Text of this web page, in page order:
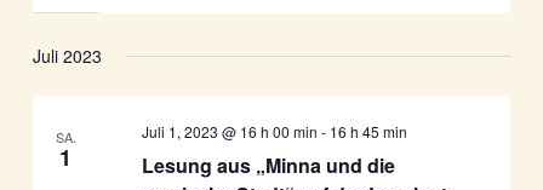
Juli 2023
SA.
1
Lesung aus „Minna und die
Juli 1, 2023 @ 16 h 00 min - 16 h 45 min